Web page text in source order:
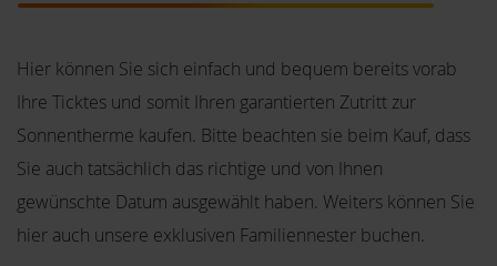
Hier können Sie sich einfach und bequem bereits vorab
Ihre Ticktes und somit Ihren garantierten Zutritt zur
Sonnentherme kaufen. Bitte beachten sie beim Kauf, dass
Sie auch tatsächlich das richtige und von Ihnen
gewünschte Datum ausgewählt haben. Weiters können Sie
hier auch unsere exklusiven Familiennester buchen.